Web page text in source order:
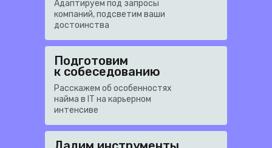
Расскажем об особенностях
найма в IT на карьерном
интенсиве
Подготовим
к собеседованию
Адаптируем под запросы
компаний, подсветим ваши
достоинства